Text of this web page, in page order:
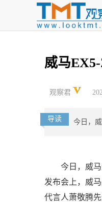
威马
观察君
导读 今日，
今日，威马汽
发布会上，威
代言人萧敬腾